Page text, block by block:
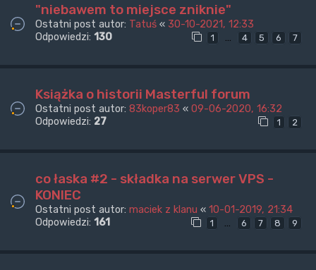
"niebawem to miejsce zniknie"
Ostatni post autor: Tatuś « 30-10-2021, 12:33
Odpowiedzi: 130 1 … 4 5 6 7
Książka o historii Masterful forum
Ostatni post autor: 83koper83 « 09-06-2020, 16:32
Odpowiedzi: 27 1 2
co łaska #2 - składka na serwer VPS -
KONIEC
Ostatni post autor: maciek z klanu « 10-01-2019, 21:34
Odpowiedzi: 161 1 … 6 7 8 9